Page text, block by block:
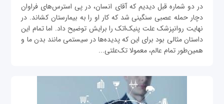
در دو شماره قبل دیدیم که آقای انسان، در پی استرس‌های فراوان
دچار حمله عصبی سنگینی شد که کار او را به بیمارستان کشاند. در
نهایت روانپزشک علت پنیک‌اتک را برایش توضیح داد. اما تمام این
داستان مثالی بود برای این که پدیده‌ها در سیستمی مانند بدن ما و
همین‌طور تمام عالم، معمولا تک‌علتی...